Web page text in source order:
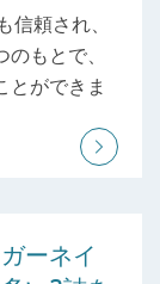
頼され、
もとで、
とができま
ーネイ